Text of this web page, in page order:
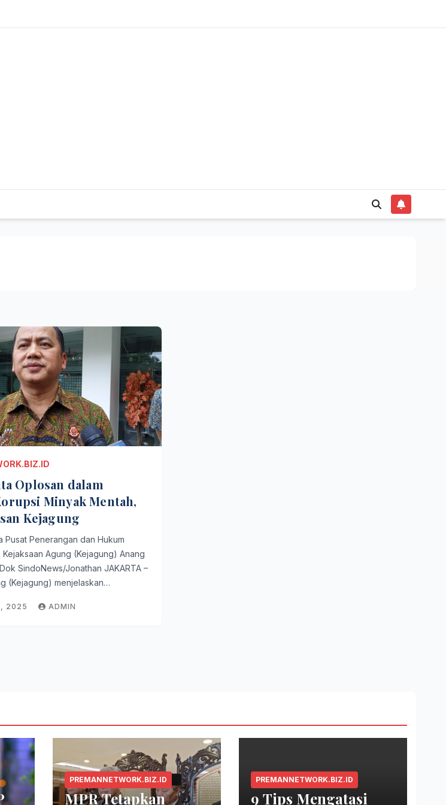
Oplosan dalam
Minyak Mentah,
Kejagung
Pusat Penerangan dan Hukum
Agung (Kejagung) Anang
SindoNews/Jonathan JAKARTA –
(Kejagung) menjelaskan…
2025 ADMIN
PREMANNETWORK.BIZ.ID
MPR Tetapkan
PREMANNETWORK.BIZ.ID
9 Tips Mengatasi